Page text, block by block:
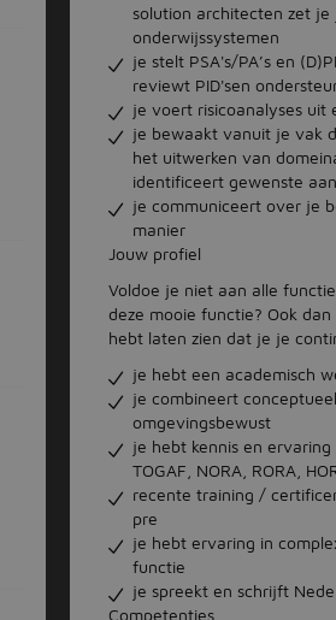
solution architecten zet
onderwijssystemen
je stelt PSA's/PA’s en
reviewt PID'sen
je voert risicoanalyses uit
je bewaakt vanuit je vak
het uitwerken van
identificeert gewenste
je communiceert over je
manier
Jouw profiel
Voldoe je niet aan alle
deze mooie functie? Ook
hebt laten zien dat je je
je hebt een academisch
je combineert
omgevingsbewust
je hebt kennis en
TOGAF, NORA, RORA,
recente training /
pre
je hebt ervaring in
functie
je spreekt en schrijft
Competenties